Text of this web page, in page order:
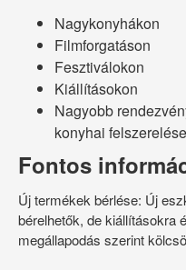
Nagykonyhákon
Filmforgatáson
Fesztiválokon
Kiállításokon
Nagyobb
konyhai
Fontos
Új termékek bérlése: Új
bérelhetők, de kiállításokra
megállapodás szerint